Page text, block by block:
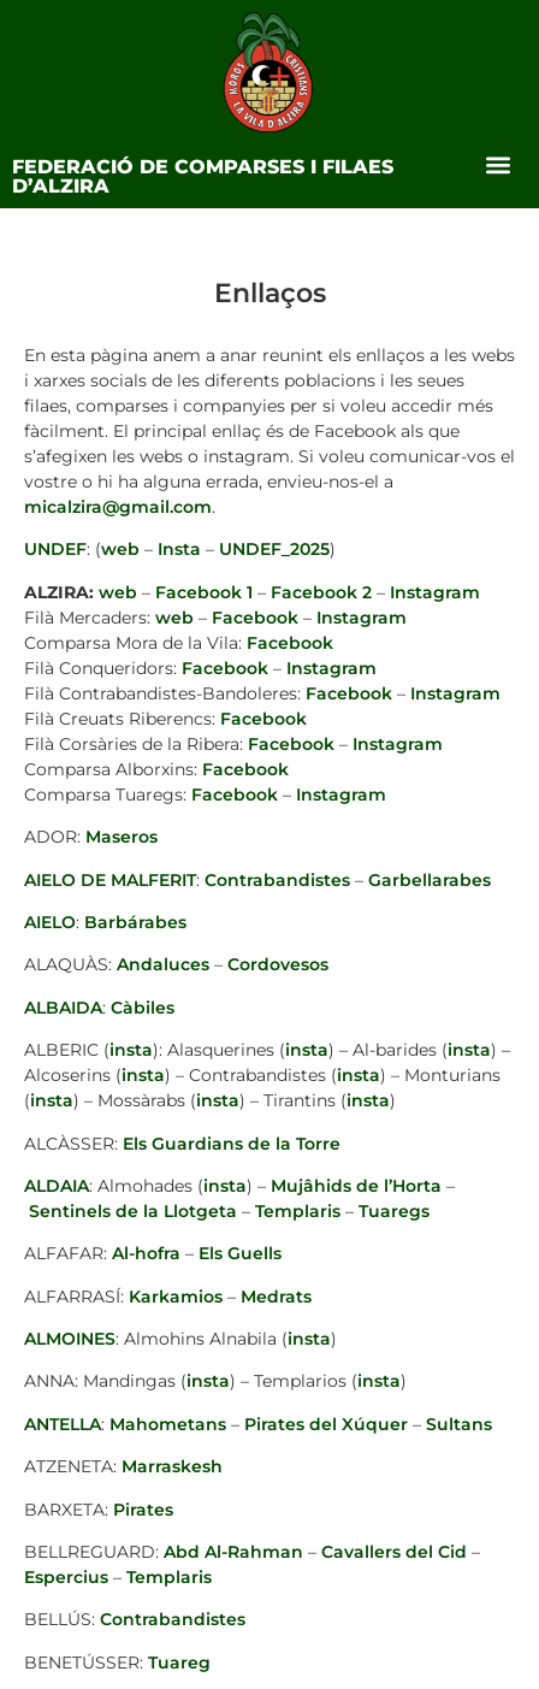
FEDERACIÓ DE COMPARSES I FILAES
D’ALZIRA
Enllaços
En esta pàgina anem a anar reunint els enllaços a les webs
i xarxes socials de les diferents poblacions i les seues
filaes, comparses i companyies per si voleu accedir més
fàcilment. El principal enllaç és de Facebook als que
s’afegixen les webs o instagram. Si voleu comunicar-vos el
vostre o hi ha alguna errada, envieu-nos-el a
micalzira@gmail.com.
UNDEF: (web – Insta – UNDEF_2025)
ALZIRA: web – Facebook 1 – Facebook 2 – Instagram
Filà Mercaders: web – Facebook – Instagram
Comparsa Mora de la Vila: Facebook
Filà Conqueridors: Facebook – Instagram
Filà Contrabandistes-Bandoleres: Facebook – Instagram
Filà Creuats Riberencs: Facebook
Filà Corsàries de la Ribera: Facebook – Instagram
Comparsa Alborxins: Facebook
Comparsa Tuaregs: Facebook – Instagram
ADOR: Maseros
AIELO DE MALFERIT: Contrabandistes – Garbellarabes
AIELO: Barbárabes
ALAQUÀS: Andaluces – Cordovesos
ALBAIDA: Càbiles
ALBERIC (insta): Alasquerines (insta) – Al-barides (insta) –
Alcoserins (insta) – Contrabandistes (insta) – Monturians
(insta) – Mossàrabs (insta) – Tirantins (insta)
ALCÀSSER: Els Guardians de la Torre
ALDAIA: Almohades (insta) – Mujâhids de l’Horta –
Sentinels de la Llotgeta – Templaris – Tuaregs
ALFAFAR: Al-hofra – Els Guells
ALFARRASÍ: Karkamios – Medrats
ALMOINES: Almohins Alnabila (insta)
ANNA: Mandingas (insta) – Templarios (insta)
ANTELLA: Mahometans – Pirates del Xúquer – Sultans
ATZENETA: Marraskesh
BARXETA: Pirates
BELLREGUARD: Abd Al-Rahman – Cavallers del Cid –
Espercius – Templaris
BELLÚS: Contrabandistes
BENETÚSSER: Tuareg